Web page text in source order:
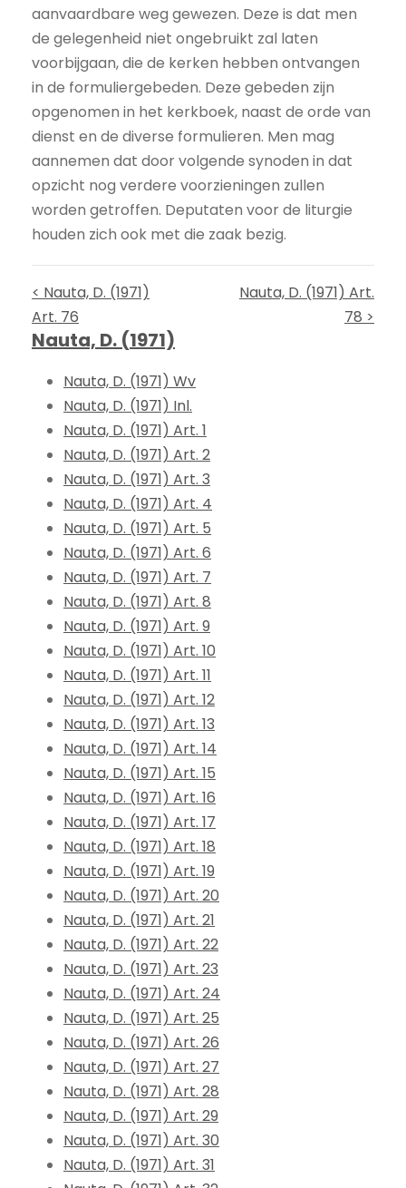
aanvaardbare weg gewezen. Deze is dat men
de gelegenheid niet ongebruikt zal laten
voorbijgaan, die de kerken hebben ontvangen
in de formuliergebeden. Deze gebeden zijn
opgenomen in het kerkboek, naast de orde van
dienst en de diverse formulieren. Men mag
aannemen dat door volgende synoden in dat
opzicht nog verdere voorzieningen zullen
worden getroffen. Deputaten voor de liturgie
houden zich ook met die zaak bezig.
< Nauta, D. (1971)
Art. 76
Nauta, D. (1971) Art.
78 >
Nauta, D. (1971)
Nauta, D. (1971) Wv
Nauta, D. (1971) Inl.
Nauta, D. (1971) Art. 1
Nauta, D. (1971) Art. 2
Nauta, D. (1971) Art. 3
Nauta, D. (1971) Art. 4
Nauta, D. (1971) Art. 5
Nauta, D. (1971) Art. 6
Nauta, D. (1971) Art. 7
Nauta, D. (1971) Art. 8
Nauta, D. (1971) Art. 9
Nauta, D. (1971) Art. 10
Nauta, D. (1971) Art. 11
Nauta, D. (1971) Art. 12
Nauta, D. (1971) Art. 13
Nauta, D. (1971) Art. 14
Nauta, D. (1971) Art. 15
Nauta, D. (1971) Art. 16
Nauta, D. (1971) Art. 17
Nauta, D. (1971) Art. 18
Nauta, D. (1971) Art. 19
Nauta, D. (1971) Art. 20
Nauta, D. (1971) Art. 21
Nauta, D. (1971) Art. 22
Nauta, D. (1971) Art. 23
Nauta, D. (1971) Art. 24
Nauta, D. (1971) Art. 25
Nauta, D. (1971) Art. 26
Nauta, D. (1971) Art. 27
Nauta, D. (1971) Art. 28
Nauta, D. (1971) Art. 29
Nauta, D. (1971) Art. 30
Nauta, D. (1971) Art. 31